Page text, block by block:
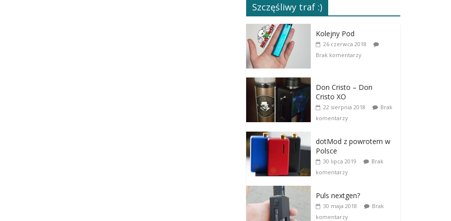
Szczęśliwy traf :)
Kolejny Pod
26 czerwca 2018
Brak komentarzy
Don Cristo – Don
Cristo XO
22 sierpnia 2018
Brak
komentarzy
dotMod z powrotem w
Polsce
30 lipca 2019
Brak
komentarzy
Puls nextgen?
30 maja 2018
Brak
komentarzy